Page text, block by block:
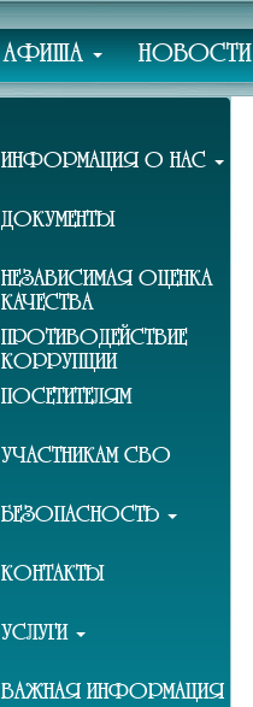
АФИША НОВОСТИ
ИНФОРМАЦИЯ О НАС
ДОКУМЕНТЫ
НЕЗАВИСИМАЯ ОЦЕНКА
КАЧЕСТВА
ПРОТИВОДЕЙСТВИЕ
КОРРУПЦИИ
ПОСЕТИТЕЛЯМ
УЧАСТНИКАМ СВО
БЕЗОПАСНОСТЬ
КОНТАКТЫ
УСЛУГИ
ВАЖНАЯ ИНФОРМАЦИЯ